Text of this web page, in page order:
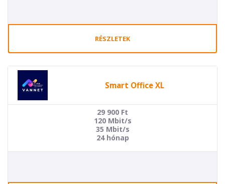
RÉSZLETEK
Smart Office XL
29 900 Ft
120 Mbit/s
35 Mbit/s
24 hónap